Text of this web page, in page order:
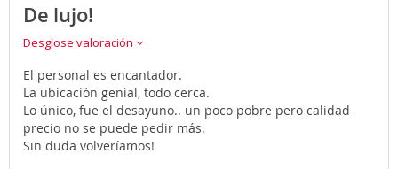
De lujo!
Desglose valoración
El personal es encantador.
La ubicación genial, todo cerca.
Lo único, fue el desayuno.. un poco pobre pero calidad
precio no se puede pedir más.
Sin duda volveríamos!